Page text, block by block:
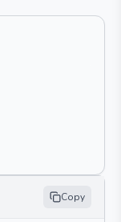
Copy